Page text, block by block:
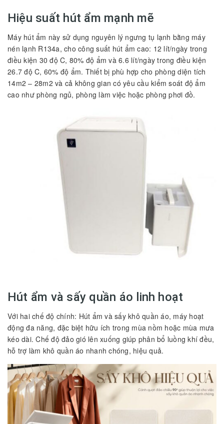
Hiệu suất hút ẩm mạnh mẽ
Máy hút ẩm này sử dụng nguyên lý ngưng tụ lạnh bằng máy
nén lạnh R134a, cho công suất hút ẩm cao: 12 lít/ngày trong
điều kiện 30 độ C, 80% độ ẩm và 6.6 lít/ngày trong điều kiện
26.7 độ C, 60% độ ẩm. Thiết bị phù hợp cho phòng diện tích
14m2 – 28m2 và cả không gian có yêu cầu kiểm soát độ ẩm
cao như phòng ngủ, phòng làm việc hoặc phòng phơi đồ.
Hút ẩm và sấy quần áo linh hoạt
Với hai chế độ chính: Hút ẩm và sấy khô quần áo, máy hoạt
động đa năng, đặc biệt hữu ích trong mùa nồm hoặc mùa mưa
kéo dài. Chế độ đảo gió lên xuống giúp phân bổ luồng khí đều,
hỗ trợ làm khô quần áo nhanh chóng, hiệu quả.